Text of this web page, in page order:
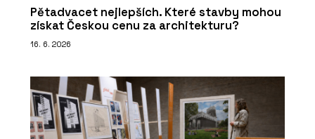
Pětadvacet nejlepších. Které stavby mohou
získat Českou cenu za architekturu?
16. 6. 2026